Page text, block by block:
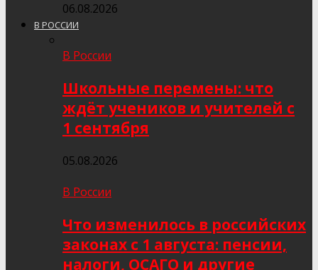
06.08.2026
В РОССИИ
В России
Школьные перемены: что
ждёт учеников и учителей с
1 сентября
05.08.2026
В России
Что изменилось в российских
законах с 1 августа: пенсии,
налоги, ОСАГО и другие